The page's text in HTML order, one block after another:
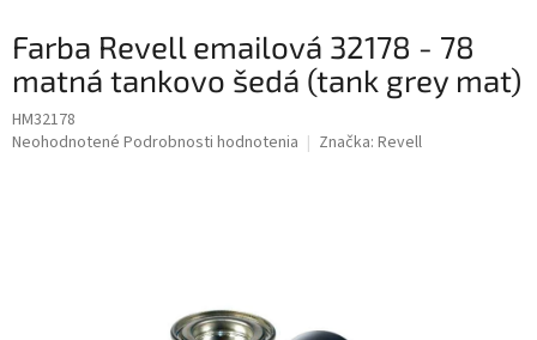
Farba Revell emailová 32178 - 78
matná tankovo šedá (tank grey mat)
HM32178
Priemerné
Neohodnotené Podrobnosti hodnotenia Značka: Revell